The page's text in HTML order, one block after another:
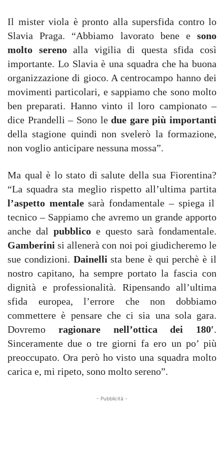
Il mister viola è pronto alla supersfida contro lo
Slavia Praga. “Abbiamo lavorato bene e sono
molto serenoalla vigilia di questa sfida così
importante. Lo Slavia è una squadra che ha buona
organizzazione di gioco. A centrocampo hanno dei
movimenti particolari, e sappiamo che sono molto
ben preparati. Hanno vinto il loro campionato –
dice Prandelli – Sono ledue gare più importanti
della stagione quindi non svelerò la formazione,
non voglio anticipare nessuna mossa”.
Ma qual è lo stato di salute della sua Fiorentina?
“La squadra sta meglio rispetto all’ultima partita
l’aspetto mentalesarà fondamentale – spiega il
tecnico – Sappiamo che avremo un grande apporto
anche dal pubblico e questo sarà fondamentale.
Gamberinisi allenerà con noi poi giudicheremo le
sue condizioni. Dainellista bene è qui perchè è il
nostro capitano, ha sempre portato la fascia con
dignità e professionalità. Ripensando all’ultima
sfida europea, l’errore che non dobbiamo
commettere è pensare che ci sia una sola gara.
Dovremo ragionare nell’ottica dei 180′.
Sinceramente due o tre giorni fa ero un po’ più
preoccupato. Ora però ho visto una squadra molto
carica e, mi ripeto, sono molto sereno”.
- Pubblicità -